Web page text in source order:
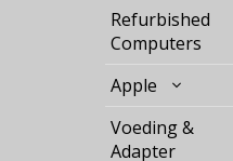
Refurbished
Computers
Apple
Voeding &
Adapter